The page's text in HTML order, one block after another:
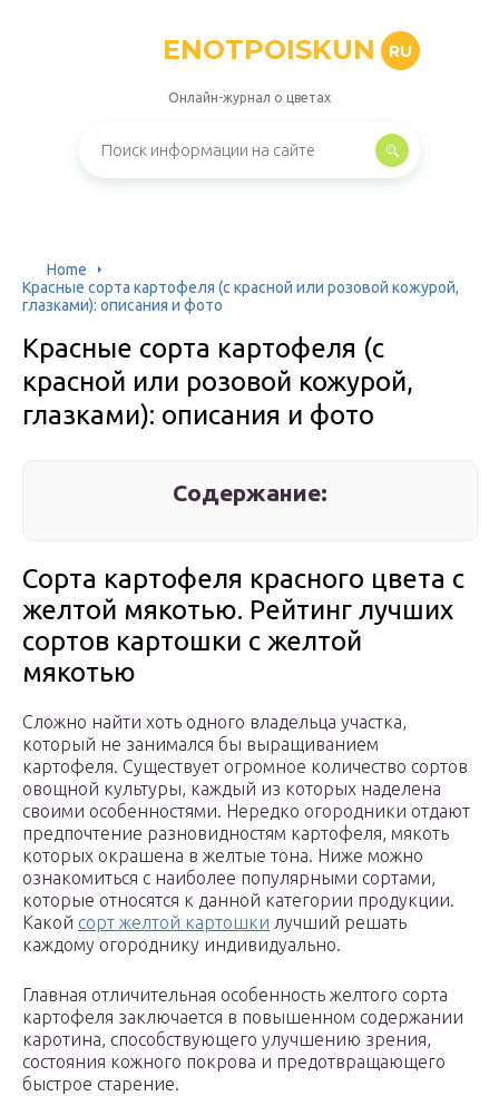
ENOTPOISKUN RU
Онлайн-журнал о цветах
Home
Красные сорта картофеля (с красной или розовой кожурой,
глазками): описания и фото
Красные сорта картофеля (с
красной или розовой кожурой,
глазками): описания и фото
Содержание:
Сорта картофеля красного цвета с
желтой мякотью. Рейтинг лучших
сортов картошки с желтой
мякотью
Сложно найти хоть одного владельца участка,
который не занимался бы выращиванием
картофеля. Существует огромное количество сортов
овощной культуры, каждый из которых наделена
своими особенностями. Нередко огородники отдают
предпочтение разновидностям картофеля, мякоть
которых окрашена в желтые тона. Ниже можно
ознакомиться с наиболее популярными сортами,
которые относятся к данной категории продукции.
Какой сорт желтой картошки лучший решать
каждому огороднику индивидуально.
Главная отличительная особенность желтого сорта
картофеля заключается в повышенном содержании
каротина, способствующего улучшению зрения,
состояния кожного покрова и предотвращающего
быстрое старение.